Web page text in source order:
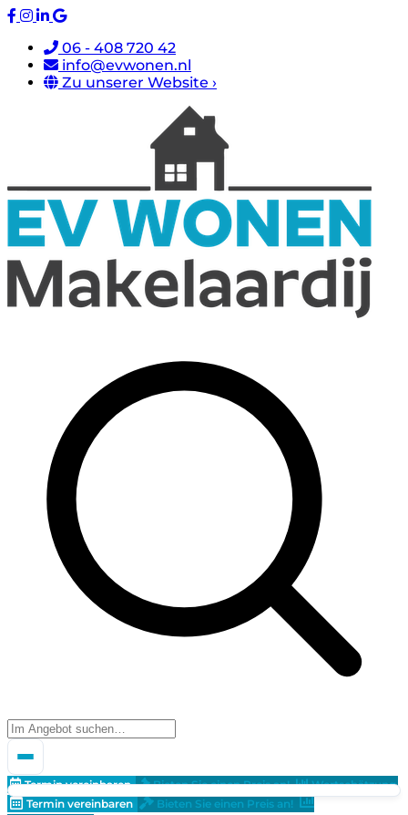
06 - 408 720 42
info@evwonen.nl
Zu unserer Website ›
Termin vereinbaren Bieten Sie einen Preis an!
Wertschätzung
Termin vereinbaren
Bieten Sie einen Preis an!